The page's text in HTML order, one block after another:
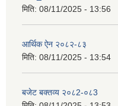
मिति: 08/11/2025 - 13:56
आर्थिक ऐन २०८२-८३
मिति: 08/11/2025 - 13:54
बजेट बक्तव्य २०८2-०८3